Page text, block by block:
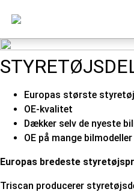
Europas største
OE-kvalitet
Dækker selv de nyeste
OE på mange bilmodeller
Europas bredeste
Triscan producerer